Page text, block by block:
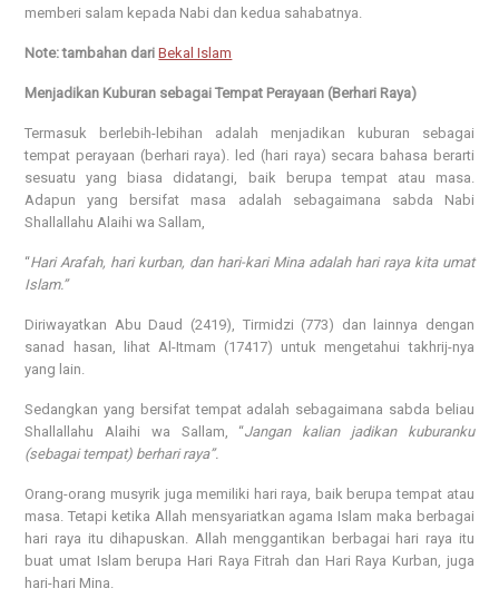
memberi salam kepada Nabi dan kedua sahabatnya.
Note: tambahan dari Bekal Islam
Menjadikan Kuburan sebagai Tempat Perayaan (Berhari Raya)
Termasuk berlebih-lebihan adalah menjadikan kuburan sebagai
tempat perayaan (berhari raya). led (hari raya) secara bahasa berarti
sesuatu yang biasa didatangi, baik berupa tempat atau masa.
Adapun yang bersifat masa adalah sebagaimana sabda Nabi
Shallallahu Alaihi wa Sallam,
“Hari Arafah, hari kurban, dan hari-kari Mina adalah hari raya kita umat
Islam.”
Diriwayatkan Abu Daud (2419), Tirmidzi (773) dan lainnya dengan
sanad hasan, lihat Al-Itmam (17417) untuk mengetahui takhrij-nya
yang lain.
Sedangkan yang bersifat tempat adalah sebagaimana sabda beliau
Shallallahu Alaihi wa Sallam, “Jangan kalian jadikan kuburanku
(sebagai tempat) berhari raya”.
Orang-orang musyrik juga memiliki hari raya, baik berupa tempat atau
masa. Tetapi ketika Allah mensyariatkan agama Islam maka berbagai
hari raya itu dihapuskan. Allah menggantikan berbagai hari raya itu
buat umat Islam berupa Hari Raya Fitrah dan Hari Raya Kurban, juga
hari-hari Mina.